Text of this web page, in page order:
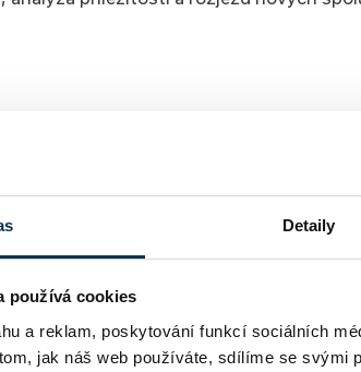
Detaily
používá cookies
a reklam, poskytování funkcí sociálních
jak náš web používáte, sdílíme se svými
sportovními aktivitami - basketbal,